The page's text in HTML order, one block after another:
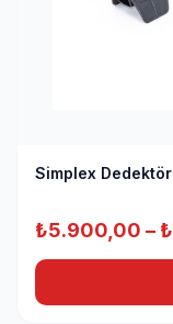
Simplex Dedektör
₺5.900,00 – ₺